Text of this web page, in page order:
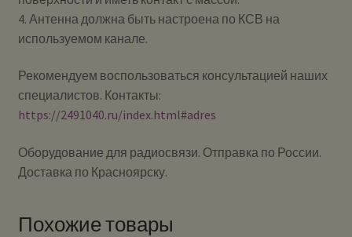
4. Антенна должна быть настроена по КСВ на
используемом канале.
Рекомендуем воспользоваться консультацией наших
специалистов. Контакты:
https://2491040.ru/index.html#adres
Оборудование для радиосвязи. Отправка по России.
Доставка по Красноярску.
Похожие товары